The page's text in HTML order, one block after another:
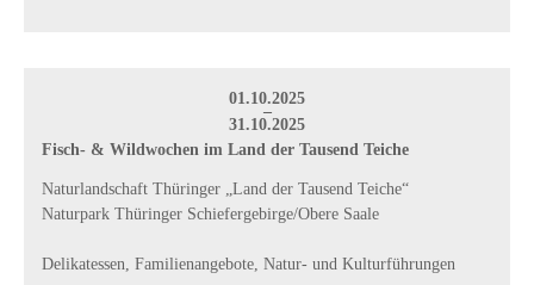
01.10.2025
–
31.10.2025
Fisch- & Wildwochen im Land der Tausend Teiche
Naturlandschaft Thüringer „Land der Tausend Teiche“
Naturpark Thüringer Schiefergebirge/Obere Saale
Delikatessen, Familienangebote, Natur- und Kulturführungen